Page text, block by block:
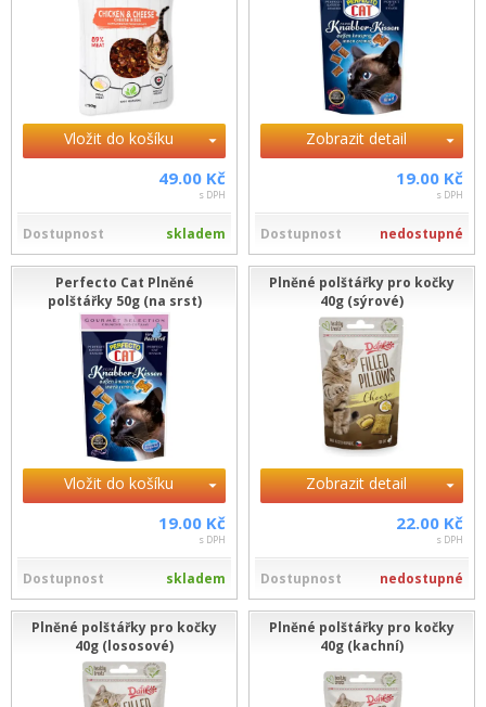
Vložit do košíku
49.00 Kč
s DPH
Dostupnost skladem
Zobrazit detail
19.00 Kč
s DPH
Dostupnost nedostupné
Perfecto Cat Plněné
polštářky 50g (na srst)
Vložit do košíku
19.00 Kč
s DPH
Dostupnost skladem
Plněné polštářky pro kočky
40g (sýrové)
Zobrazit detail
22.00 Kč
s DPH
Dostupnost nedostupné
Plněné polštářky pro kočky
40g (lososové)
Plněné polštářky pro kočky
40g (kachní)